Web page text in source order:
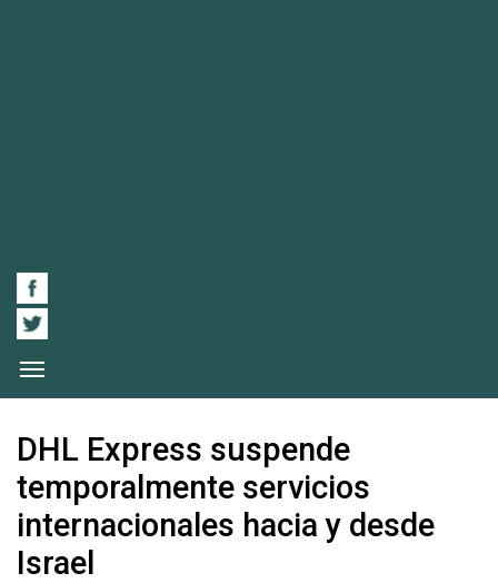
DHL Express suspende
temporalmente servicios
internacionales hacia y desde
Israel